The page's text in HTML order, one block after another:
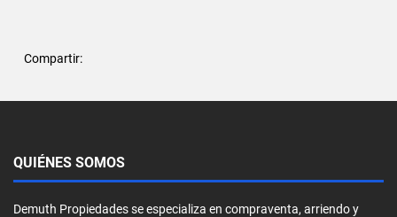
Compartir:
QUIÉNES SOMOS
Demuth Propiedades se especializa en compraventa, arriendo y